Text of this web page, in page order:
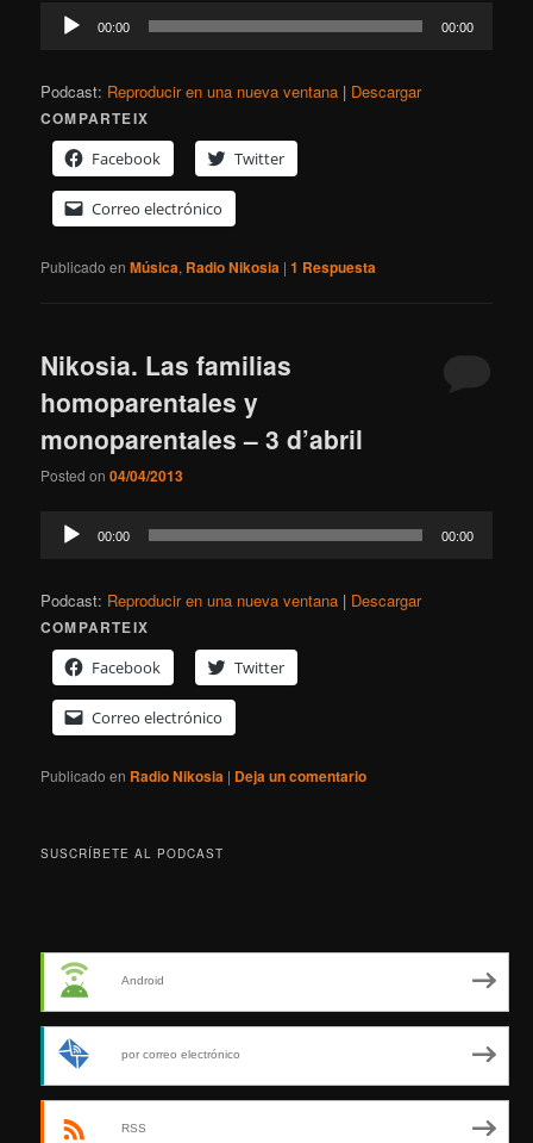
Reproductor
00:00 00:00
Podcast: Reproducir en una nueva ventana | Descargar
COMPARTEIX
Facebook
Twitter
Correo electrónico
Publicado en Música, Radio Nikosia |1 Respuesta
Nikosia. Las familias
homoparentales y
monoparentales – 3 d’abril
Posted on04/04/2013
Reproductor
00:00 00:00
Podcast: Reproducir en una nueva ventana | Descargar
COMPARTEIX
Facebook
Twitter
Correo electrónico
Publicado en Radio Nikosia | Deja un comentario
SUSCRÍBETE AL PODCAST
Android
por correo electrónico
RSS